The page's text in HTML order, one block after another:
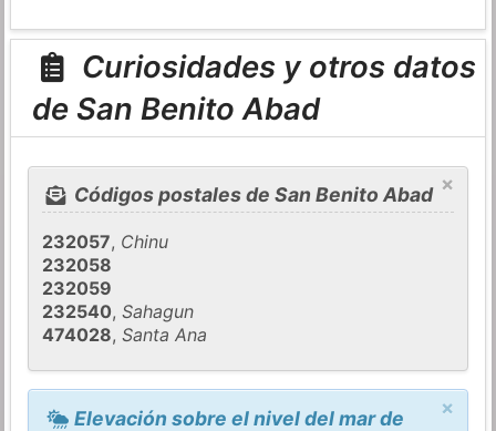
Curiosidades y otros datos
de San Benito Abad
×
Códigos postales de San Benito Abad
232057, Chinu
232058
232059
232540,Sahagun
474028,Santa Ana
×
Elevación sobre el nivel del mar de